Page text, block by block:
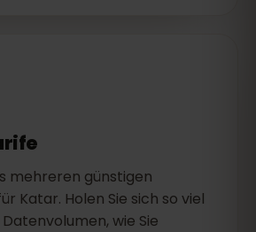
mehreren günstigen
Katar. Holen Sie sich so viel
wie Sie